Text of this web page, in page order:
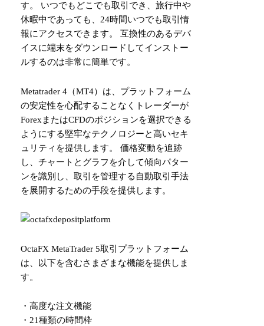
す。 いつでもどこでも取引でき、旅行中や
休暇中であっても、24時間いつでも取引情
報にアクセスできます。 互換性のあるデバ
イスに端末をダウンロードしてインストー
ルするのは非常に簡単です。
Metatrader 4（MT4）は、プラットフォーム
の安定性を心配することなくトレーダーが
ForexまたはCFDのポジションを選択できる
ようにする堅牢なテクノロジーと高いセキ
ュリティを提供します。 価格変動を追跡
し、チャートとグラフを介して傾向パター
ンを識別し、取引を管理する自動取引手法
を展開するための手段を提供します。
OctaFX MetaTrader 5取引プラットフォーム
は、以下を含むさまざまな機能を提供しま
す。
・高度な注文機能
・21種類の時間枠